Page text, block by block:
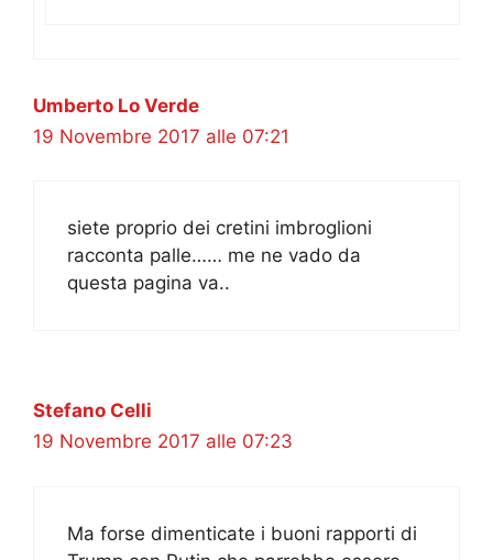
Umberto Lo Verde
19 Novembre 2017 alle 07:21
siete proprio dei cretini imbroglioni
racconta palle…… me ne vado da
questa pagina va..
Stefano Celli
19 Novembre 2017 alle 07:23
Ma forse dimenticate i buoni rapporti di